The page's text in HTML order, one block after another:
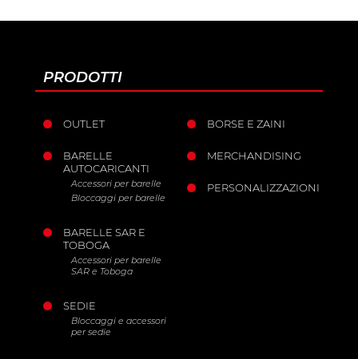
PRODOTTI
OUTLET
BARELLE
AUTOCARICANTI
Accessori per barelle
Bloccaggi per barelle
BARELLE SAR E
TOBOGA
Accessori per barelle
SAR e Toboga
SEDIE
Bloccaggi e accessori
per sedie
BORSE E ZAINI
MERCHANDISING
PERSONALIZZAZIONI